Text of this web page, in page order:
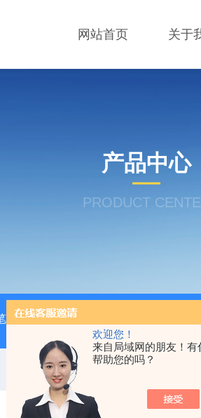
欢迎您！
来自局域网的朋友！有
帮助您的吗？
网站首页 关于
产品中心
PRODUCT
式汞灯 ZX-3手持式超声波测厚仪
当前位置： 首页 产品